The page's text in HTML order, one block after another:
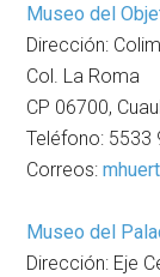
Museo del
Dirección:
Col. La Roma
CP 06700,
Teléfono: 5533
Correos:
Museo del
Dirección: Eje